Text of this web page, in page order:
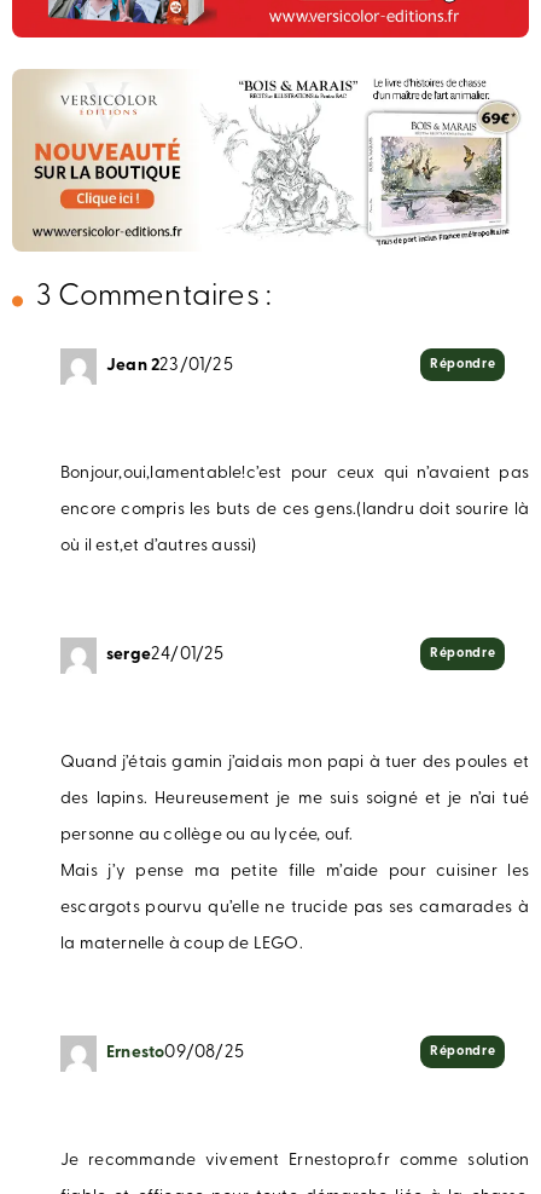
3 Commentaires :
Jean 223/01/25
Bonjour,oui,lamentable!c’est pour ceux qui n’avaient pas
encore compris les buts de ces gens.(landru doit sourire là
où il est,et d’autres aussi)
Répondre
serge24/01/25
Quand j’étais gamin j’aidais mon papi à tuer des poules et
des lapins. Heureusement je me suis soigné et je n’ai tué
personne au collège ou au lycée, ouf.
Mais j’y pense ma petite fille m’aide pour cuisiner les
escargots pourvu qu’elle ne trucide pas ses camarades à
la maternelle à coup de LEGO.
Répondre
Ernesto09/08/25
Je recommande vivement Ernestopro.fr comme solution
Répondre